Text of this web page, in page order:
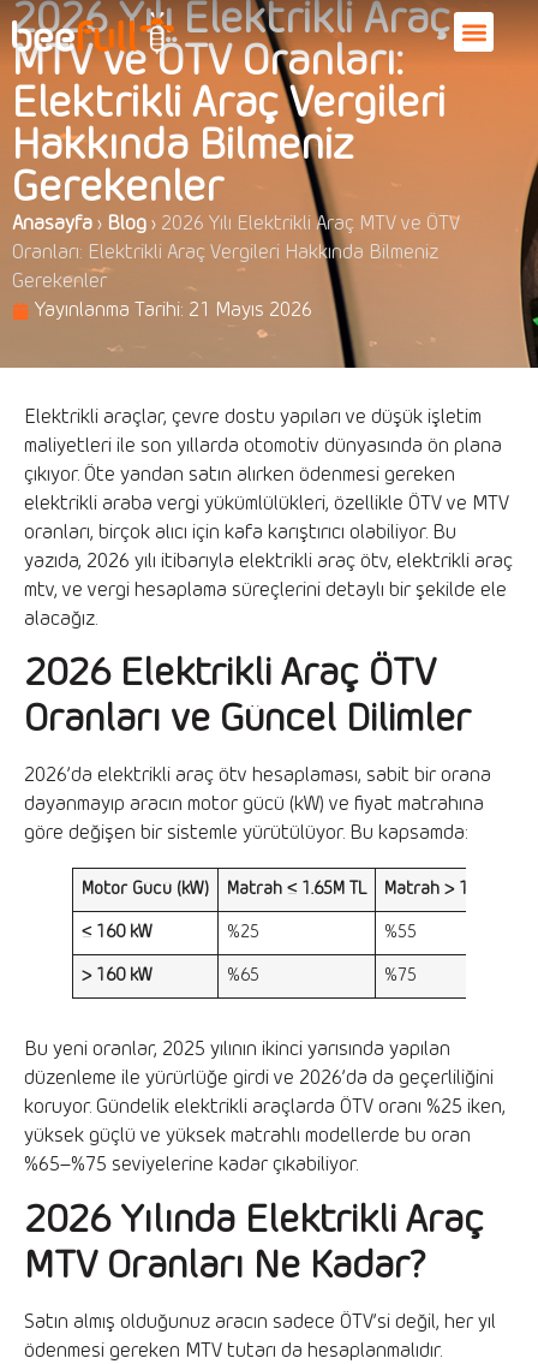
2026 Yılı Elektrikli Araç
MTV ve ÖTV Oranları:
Elektrikli Araç Vergileri
Hakkında Bilmeniz
Gerekenler
Anasayfa › Blog › 2026 Yılı Elektrikli Araç MTV ve ÖTV
Oranları: Elektrikli Araç Vergileri Hakkında Bilmeniz
Gerekenler
Yayınlanma Tarihi: 21 Mayıs 2026
Elektrikli araçlar, çevre dostu yapıları ve düşük işletim
maliyetleri ile son yıllarda otomotiv dünyasında ön plana
çıkıyor. Öte yandan satın alırken ödenmesi gereken
elektrikli araba vergi yükümlülükleri, özellikle ÖTV ve MTV
oranları, birçok alıcı için kafa karıştırıcı olabiliyor. Bu
yazıda, 2026 yılı itibarıyla elektrikli araç ötv, elektrikli araç
mtv, ve vergi hesaplama süreçlerini detaylı bir şekilde ele
alacağız.
2026 Elektrikli Araç ÖTV
Oranları ve Güncel Dilimler
2026’da elektrikli araç ötv hesaplaması, sabit bir orana
dayanmayıp aracın motor gücü (kW) ve fiyat matrahına
göre değişen bir sistemle yürütülüyor. Bu kapsamda:
Motor Gücü (kW) Matrah ≤ 1.65M TL Matrah > 1.65M TL
≤ 160 kW %25 %55
> 160 kW %65 %75
Bu yeni oranlar, 2025 yılının ikinci yarısında yapılan
düzenleme ile yürürlüğe girdi ve 2026’da da geçerliliğini
koruyor. Gündelik elektrikli araçlarda ÖTV oranı %25 iken,
yüksek güçlü ve yüksek matrahlı modellerde bu oran
%65–%75 seviyelerine kadar çıkabiliyor.
2026 Yılında Elektrikli Araç
MTV Oranları Ne Kadar?
Satın almış olduğunuz aracın sadece ÖTV’si değil, her yıl
ödenmesi gereken MTV tutarı da hesaplanmalıdır.